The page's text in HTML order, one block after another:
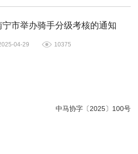
市举办骑手分级考核的通知
04-29 10375
中马协字〔2025〕100号